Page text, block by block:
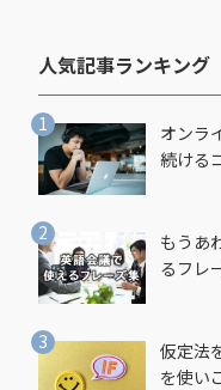
人気記事ランキング​
オンラ
続ける
もうあ
るフレ
仮定法
を使い